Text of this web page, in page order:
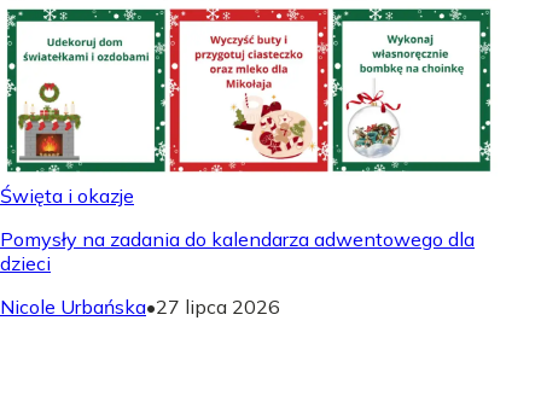
Święta i okazje
Pomysły na zadania do kalendarza adwentowego dla
dzieci
Nicole Urbańska•27 lipca 2026